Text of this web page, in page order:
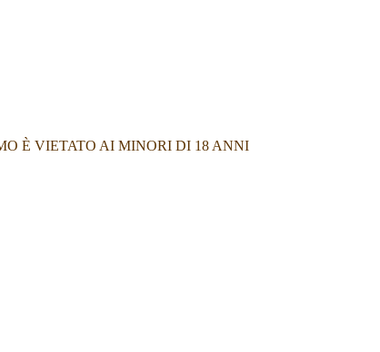
È VIETATO AI MINORI DI 18 ANNI